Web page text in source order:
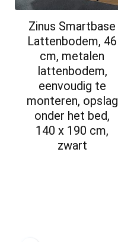
Zinus Smartbase
Lattenbodem, 46
cm, metalen
lattenbodem,
eenvoudig te
monteren, opslag
onder het bed,
140 x 190 cm,
zwart